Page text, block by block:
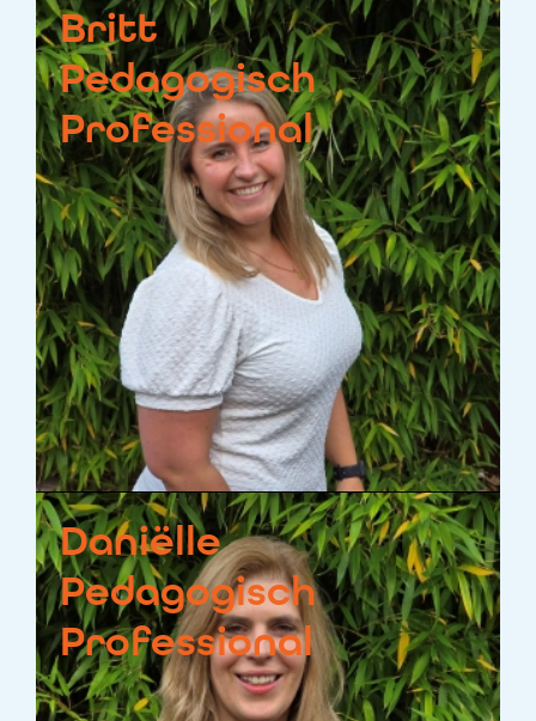
Britt
Pedagogisch
Professional
Daniëlle
Pedagogisch
Professional